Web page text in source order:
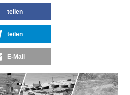
teilen
teilen
E-Mail